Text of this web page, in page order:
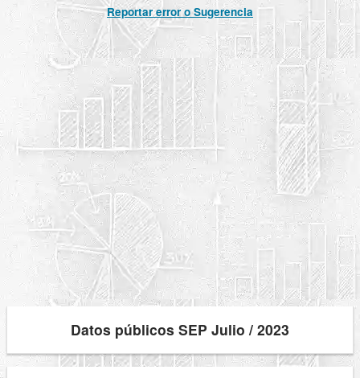
Reportar error o Sugerencia
Datos públicos SEP Julio / 2023